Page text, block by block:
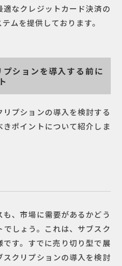
なクレジットカード決済の
ムを提供しております。
ションを導入する前に
プションの導入を検討する
ポイントについて紹介しま
、市場に需要があるかどう
しょう。これは、サブスク
す。すでに売り切り型で展
クリプションの導入を検討